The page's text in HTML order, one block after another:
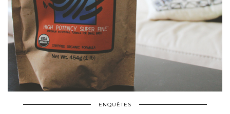
ENQUÊTES